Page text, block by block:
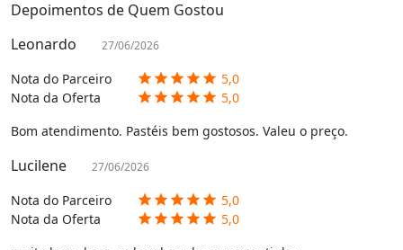
Depoimentos de Quem Gostou
Leonardo
27/06/2026
Nota do Parceiro star star star star star 5,0
Nota da Oferta
star star star star star 5,0
Bom atendimento. Pastéis bem gostosos. Valeu o preço.
Lucilene 27/06/2026
Nota do Parceiro star star star star star 5,0
Nota da Oferta
star star star star star 5,0